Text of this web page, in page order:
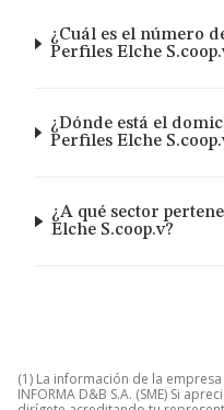
¿Cuál es el número
Perfiles Elche
¿Dónde está el
Perfiles Elche
¿A qué sector
Elche S.coop.v?
(1) La información de la
INFORMA D&B S.A. (SME) Si